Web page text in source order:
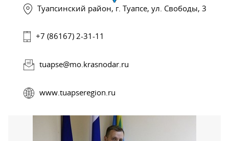
Туапсинский район, г. Туапсе, ул. Свободы, 3
+7 (86167) 2-31-11
tuapse@mo.krasnodar.ru
www.tuapseregion.ru